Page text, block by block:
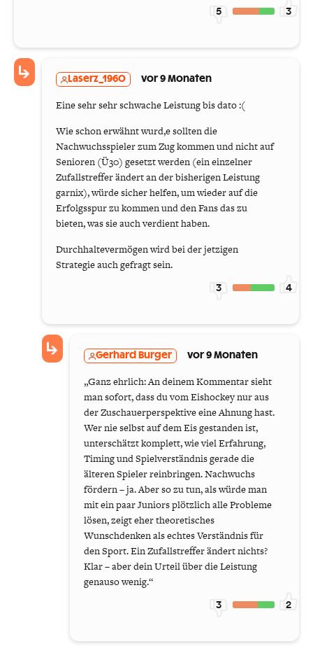
5 3
Laserz_1960 vor 9 Monaten
Eine sehr sehr schwache Leistung bis dato :(
Wie schon erwähnt wurd,e sollten die
Nachwuchsspieler zum Zug kommen und nicht auf
Senioren (Ü30) gesetzt werden (ein einzelner
Zufallstreffer ändert an der bisherigen Leistung
garnix), würde sicher helfen, um wieder auf die
Erfolgsspur zu kommen und den Fans das zu
bieten, was sie auch verdient haben.
Durchhaltevermögen wird bei der jetzigen
Strategie auch gefragt sein.
3 4
Gerhard Burger vor 9 Monaten
„Ganz ehrlich: An deinem Kommentar sieht
man sofort, dass du vom Eishockey nur aus
der Zuschauerperspektive eine Ahnung hast.
Wer nie selbst auf dem Eis gestanden ist,
unterschätzt komplett, wie viel Erfahrung,
Timing und Spielverständnis gerade die
älteren Spieler reinbringen. Nachwuchs
fördern – ja. Aber so zu tun, als würde man
mit ein paar Juniors plötzlich alle Probleme
lösen, zeigt eher theoretisches
Wunschdenken als echtes Verständnis für
den Sport. Ein Zufallstreffer ändert nichts?
Klar – aber dein Urteil über die Leistung
genauso wenig.“
3 2